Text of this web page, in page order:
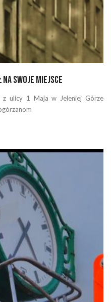
swoje miejsce
z ulicy 1 Maja w Jeleniej Górze